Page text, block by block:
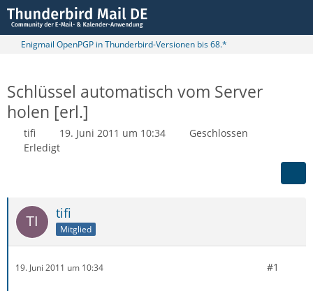
Enigmail OpenPGP in Thunderbird-Versionen bis 68.*
Schlüssel automatisch vom Server
holen [erl.]
tifi 19. Juni 2011 um 10:34
Geschlossen
Erledigt
tifi
Mitglied
19. Juni 2011 um 10:34 #1